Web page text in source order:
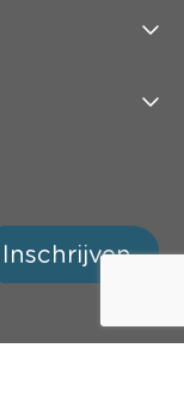
Inschrijven